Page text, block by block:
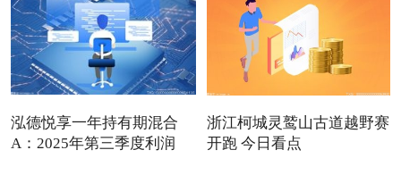
泓德悦享一年持有期混合
A：2025年第三季度利润
浙江柯城灵鹫山古道越野赛
开跑 今日看点